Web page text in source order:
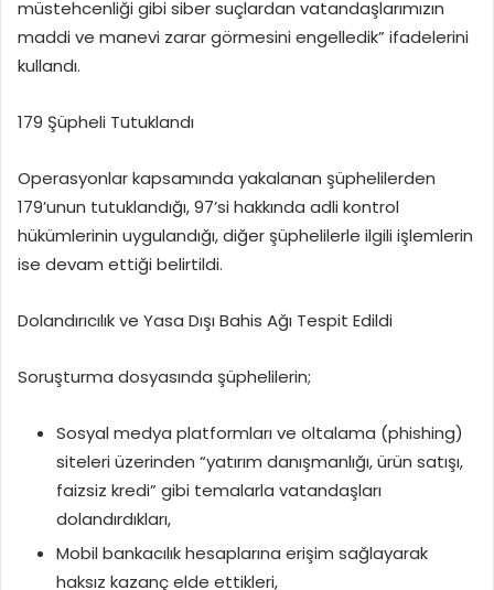
müstehcenliği gibi siber suçlardan vatandaşlarımızın
maddi ve manevi zarar görmesini engelledik” ifadelerini
kullandı.
179 Şüpheli Tutuklandı
Operasyonlar kapsamında yakalanan şüphelilerden
179’unun tutuklandığı, 97’si hakkında adli kontrol
hükümlerinin uygulandığı, diğer şüphelilerle ilgili işlemlerin
ise devam ettiği belirtildi.
Dolandırıcılık ve Yasa Dışı Bahis Ağı Tespit Edildi
Soruşturma dosyasında şüphelilerin;
Sosyal medya platformları ve oltalama (phishing)
siteleri üzerinden “yatırım danışmanlığı, ürün satışı,
faizsiz kredi” gibi temalarla vatandaşları
dolandırdıkları,
Mobil bankacılık hesaplarına erişim sağlayarak
haksız kazanç elde ettikleri,